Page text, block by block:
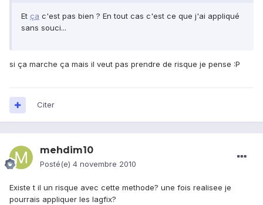
Et ça c'est pas bien ? En tout cas c'est ce que j'ai appliqué
sans souci...
si ça marche ça mais il veut pas prendre de risque je pense :P
Citer
mehdim10
Posté(e) 4 novembre 2010
Existe t il un risque avec cette methode? une fois realisee je
pourrais appliquer les lagfix?